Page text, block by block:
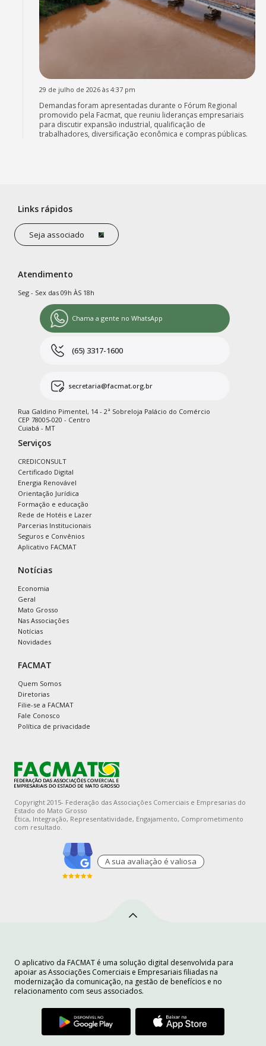
29 de julho de 2026 às 4:37 pm
Demandas foram apresentadas durante o Fórum Regional
promovido pela Facmat, que reuniu lideranças empresariais
para discutir expansão industrial, qualificação de
trabalhadores, diversificação econômica e compras públicas.
Links rápidos
Seja associado
Atendimento
Seg - Sex das 09h ÀS 18h
Chama a gente no WhatsApp
(65) 3317-1600
secretaria@facmat.org.br
Rua Galdino Pimentel, 14 - 2ª Sobreloja Palácio do Comércio
CEP 78005-020 - Centro
Cuiabá - MT
Serviços
CREDICONSULT
Certificado Digital
Energia Renovável
Orientação Jurídica
Formação e educação
Rede de Hotéis e Lazer
Parcerias Institucionais
Seguros e Convênios
Aplicativo FACMAT
Notícias
Economia
Geral
Mato Grosso
Nas Associações
Notícias
Novidades
FACMAT
Quem Somos
Diretorias
Filie-se a FACMAT
Fale Conosco
Política de privacidade
Copyright 2015- Federação das Associações Comerciais e Empresarias do
Estado do Mato Grosso
Ética, Integração, Representatividade, Engajamento, Comprometimento
com resultado.
A sua avaliaçào é valiosa
O aplicativo da FACMAT é uma solução digital desenvolvida para
apoiar as Associações Comerciais e Empresariais filiadas na
modernização da comunicação, na gestão de benefícios e no
relacionamento com seus associados.